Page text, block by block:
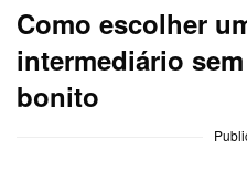
Como escolher
intermediário
bonito